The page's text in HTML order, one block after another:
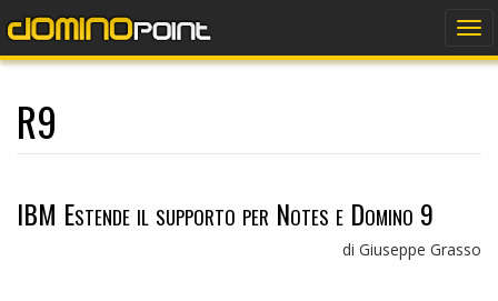
R9
IBM Estende il supporto per Notes e Domino 9
di Giuseppe Grasso